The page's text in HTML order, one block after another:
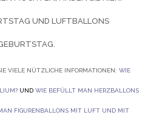
UND LUFTBALLONS
VIELE NÜTZLICHE INFORMATIONEN: WIE
UND WIE BEFÜLLT MAN HERZBALLONS
FIGURENBALLONS MIT LUFT UND MIT